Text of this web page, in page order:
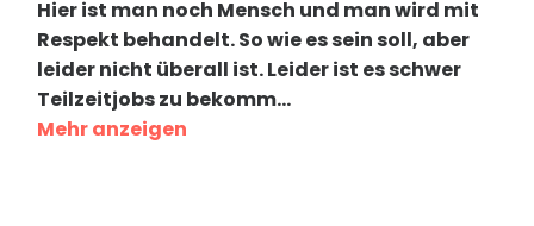
Hier ist man noch Mensch und man wird mit
Respekt behandelt. So wie es sein soll, aber
leider nicht überall ist. Leider ist es schwer
Teilzeitjobs zu bekomm...
Mehr anzeigen